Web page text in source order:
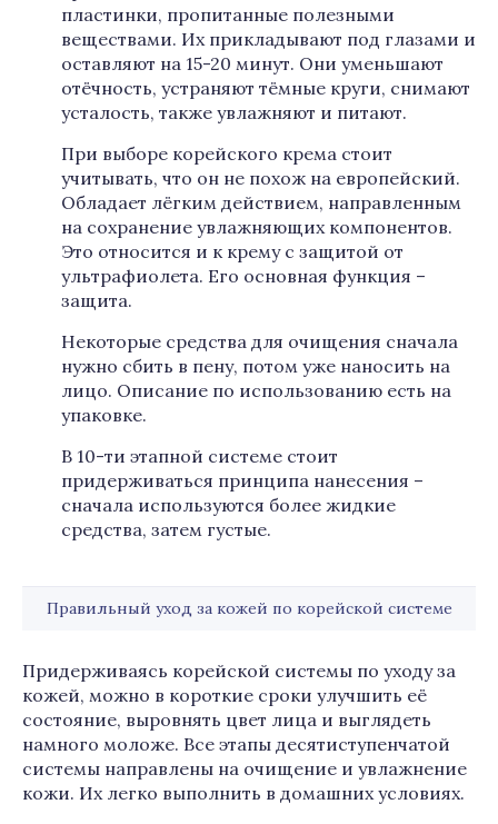
пластинки, пропитанные полезными
веществами. Их прикладывают под глазами и
оставляют на 15-20 минут. Они уменьшают
отёчность, устраняют тёмные круги, снимают
усталость, также увлажняют и питают.
При выборе корейского крема стоит
учитывать, что он не похож на европейский.
Обладает лёгким действием, направленным
на сохранение увлажняющих компонентов.
Это относится и к крему с защитой от
ультрафиолета. Его основная функция –
защита.
Некоторые средства для очищения сначала
нужно сбить в пену, потом уже наносить на
лицо. Описание по использованию есть на
упаковке.
В 10-ти этапной системе стоит
придерживаться принципа нанесения –
сначала используются более жидкие
средства, затем густые.
Правильный уход за кожей по корейской системе
Придерживаясь корейской системы по уходу за
кожей, можно в короткие сроки улучшить её
состояние, выровнять цвет лица и выглядеть
намного моложе. Все этапы десятиступенчатой
системы направлены на очищение и увлажнение
кожи. Их легко выполнить в домашних условиях.